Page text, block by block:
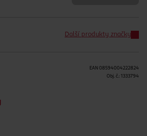
Další produkty značky
EAN 08594004222824
Obj. č.: 1333794